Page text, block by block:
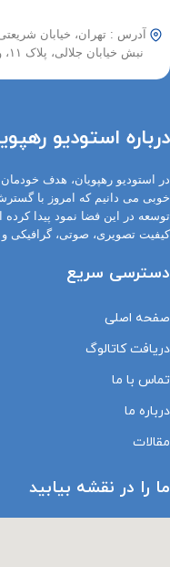
آدرس : تهران، خیابان
نبش خیابان جلالی، پلاک ۱۱، واحد ۱۳
درباره استودیو
در استودیو رهپویان، هدف
خوبی می دانیم که امروز با
توسعه در این فضا نمود پیدا کرده
کیفیت تصویری، صوتی، گرافیکی و
دسترسی سریع
صفحه اصلی
دریافت کاتالوگ
تماس با ما
درباره ما
مقالات
ما را در نقشه بیابید